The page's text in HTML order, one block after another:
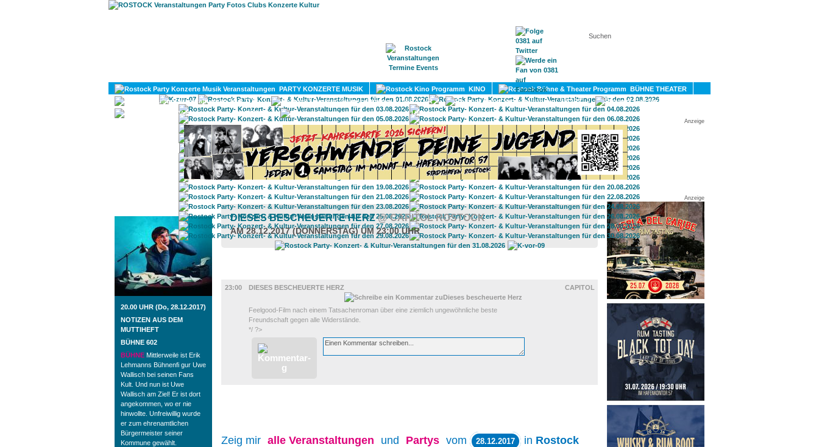
KONTAKT
PARTY KONZERTE MUSIK KINO
BÜHNE THEATER
KULTUR
LITERATUR SPORT
DIVERSES
UMLAND
Anzeige
ROSTOCK TAGESTIPP
20.00 UHR (Do, 28.12.2017)
NOTIZEN AUS DEM
MUTTIHEFT
BÜHNE 602
BÜHNE Mittlerweile ist Erik
Lehmanns Bühnenfi gur Uwe
Wallisch bei seinen Fans
Kult. Und nun ist Uwe
Wallisch am Ziel! Er ist dort
angekommen, wo er nie
hinwollte. Unfreiwillig wurde
er zum ehrenamtlichen
Bürgermeister seiner
Kommune gewählt.
Anzeige
DIESES BESCHEUERTE HERZ@ CAPITOL ROSTOCK
AM 28.12.2017 (DONNERSTAG) UM 23:00 UHR
23:00
DIESES BESCHEUERTE HERZ CAPITOL
Feelgood-Film nach einem Tatsachenroman über eine ziemlich ungewöhnliche beste
Freundschaft gegen alle Widerstände.
*/ ?>
Zeig mir alle Veranstaltungen und Partys vom 28.12.2017 in Rostock